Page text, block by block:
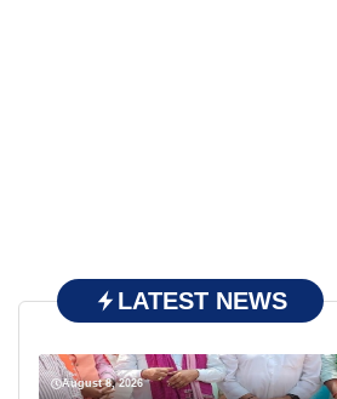
LATEST NEWS
August 8, 2026